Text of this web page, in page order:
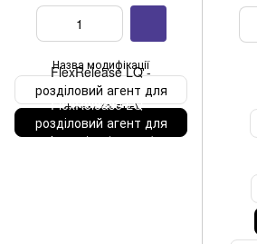
Назва модифікації
FlexRelease LQ -
розділовий агент для
форм (3,5кг)
FlexRelease LQ -
розділовий агент для
форм (1л / 0,75кг)